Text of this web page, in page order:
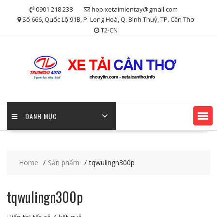
0901 218 238
hop.xetaimientay@gmail.com
Số 666, Quốc Lộ 91B, P. Long Hoà, Q. Bình Thuỷ, TP. Cần Thơ
T2-CN
DANH MỤC
Home Sản phẩm tqwulingn300p
tqwulingn300p